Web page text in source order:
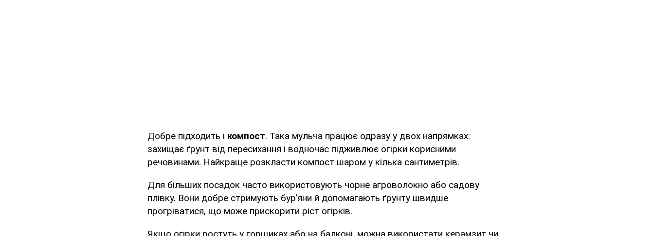
Добре підходить і компост. Така мульча працює одразу у двох напрямках:
захищає ґрунт від пересихання і водночас підживлює огірки корисними
речовинами. Найкраще розкласти компост шаром у кілька сантиметрів.
Для більших посадок часто використовують чорне агроволокно або садову
плівку. Вони добре стримують бур’яни й допомагають ґрунту швидше
прогріватися, що може прискорити ріст огірків.